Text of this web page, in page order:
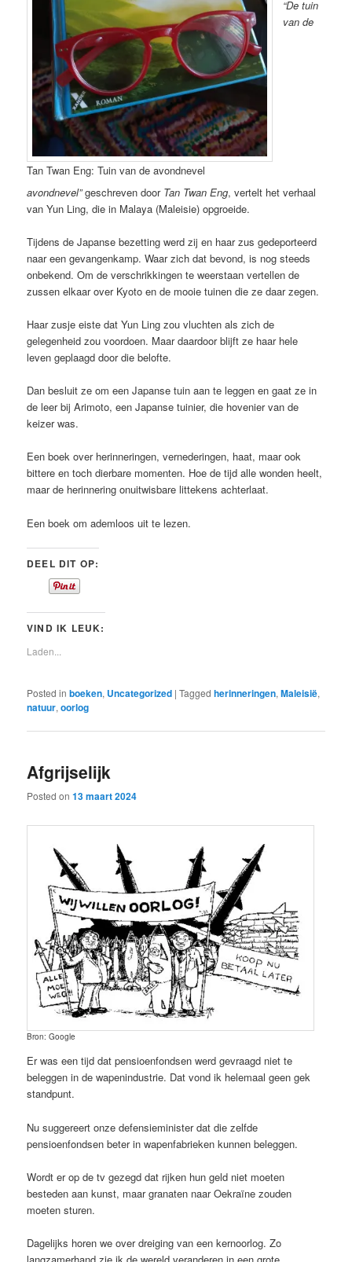
Tan Twan Eng: Tuin van de avondnevel
“De tuin
van de
avondnevel”geschreven door Tan Twan Eng, vertelt het verhaal
van Yun Ling, die in Malaya (Maleisie) opgroeide.
Tijdens de Japanse bezetting werd zij en haar zus gedeporteerd
naar een gevangenkamp. Waar zich dat bevond, is nog steeds
onbekend. Om de verschrikkingen te weerstaan vertellen de
zussen elkaar over Kyoto en de mooie tuinen die ze daar zegen.
Haar zusje eiste dat Yun Ling zou vluchten als zich de
gelegenheid zou voordoen. Maar daardoor blijft ze haar hele
leven geplaagd door die belofte.
Dan besluit ze om een Japanse tuin aan te leggen en gaat ze in
de leer bij Arimoto, een Japanse tuinier, die hovenier van de
keizer was.
Een boek over herinneringen, vernederingen, haat, maar ook
bittere en toch dierbare momenten. Hoe de tijd alle wonden heelt,
maar de herinnering onuitwisbare littekens achterlaat.
Een boek om ademloos uit te lezen.
DEEL DIT OP:
VIND IK LEUK:
Laden...
Posted in boeken, Uncategorized |Tagged herinneringen,Maleisië,
natuur,oorlog
Afgrijselijk
Posted on13 maart 2024
Bron: Google
Er was een tijd dat pensioenfondsen werd gevraagd niet te
beleggen in de wapenindustrie. Dat vond ik helemaal geen gek
standpunt.
Nu suggereert onze defensieminister dat die zelfde
pensioenfondsen beter in wapenfabrieken kunnen beleggen.
Wordt er op de tv gezegd dat rijken hun geld niet moeten
besteden aan kunst, maar granaten naar Oekraïne zouden
moeten sturen.
Dagelijks horen we over dreiging van een kernoorlog. Zo